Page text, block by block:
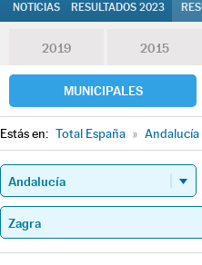
NOTICIAS RESULTADOS 2023
2019 2015
MUNICIPALES
Estás en: Total España » Andalucía